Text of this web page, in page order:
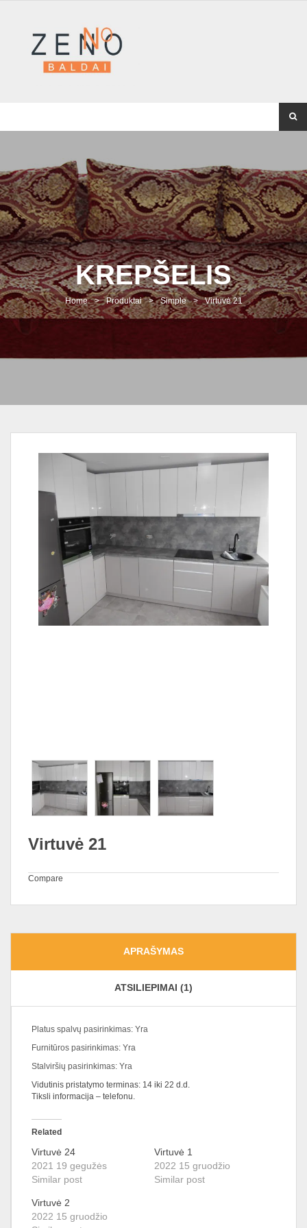
KREPŠELIS
Home > Produktai > Simple > Virtuvė 21
Virtuvė 21
Compare
APRAŠYMAS
ATSILIEPIMAI (1)
Platus spalvų pasirinkimas: Yra
Furnitūros pasirinkimas: Yra
Stalviršių pasirinkimas: Yra
Vidutinis pristatymo terminas: 14 iki 22 d.d.
Tiksli informacija – telefonu.
Related
Virtuvė 24
2021 19 gegužės
Similar post
Virtuvė 1
2022 15 gruodžio
Similar post
Virtuvė 2
2022 15 gruodžio